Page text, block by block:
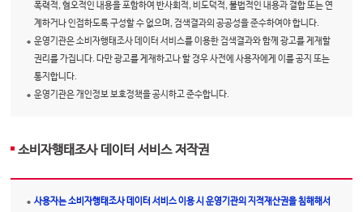
폭력적, 혐오적인 내용을 포함하여 반사회적, 비도덕적, 불법적인 내용과 결합 또는 연
계하거나 인접하도록 구성할 수 없으며, 검색결과의 공공성을 준수하여야 합니다.
운영기관은 소비자행태조사 데이터 서비스를 이용한 검색결과와 함께 광고를 게재할
권리를 가집니다. 다만 광고를 게재하고나 할 경우 사전에 사용자에게 이를 공지 또는
통지합니다.
운영기관은 개인정보 보호정책을 공시하고 준수합니다.
소비자행태조사 데이터 서비스 저작권
사용자는 소비자행태조사 데이터 서비스 이용 시 운영기관의 지적재산권을 침해해서